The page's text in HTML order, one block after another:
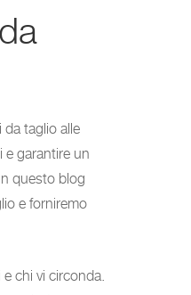
taglio alle
e garantire un
questo blog
e forniremo
chi vi circonda.